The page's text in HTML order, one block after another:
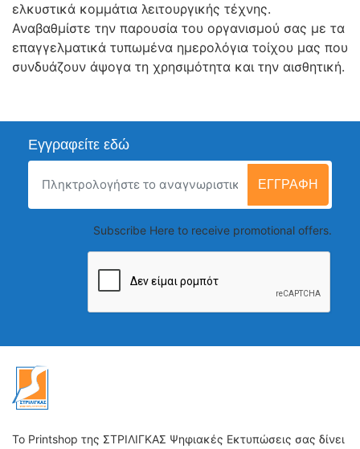
ελκυστικά κομμάτια λειτουργικής τέχνης.
Αναβαθμίστε την παρουσία του οργανισμού σας με τα
επαγγελματικά τυπωμένα ημερολόγια τοίχου μας που
συνδυάζουν άψογα τη χρησιμότητα και την αισθητική.
Εγγραφείτε εδώ
ΕΓΓΡΑΦΉ
Subscribe Here to receive promotional offers.
Το Printshop της ΣΤΡΙΛΙΓΚΑΣ Ψηφιακές Εκτυπώσεις σας δίνει